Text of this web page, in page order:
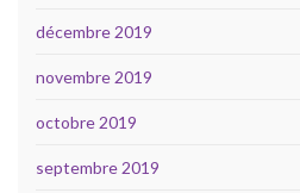
décembre 2019
novembre 2019
octobre 2019
septembre 2019